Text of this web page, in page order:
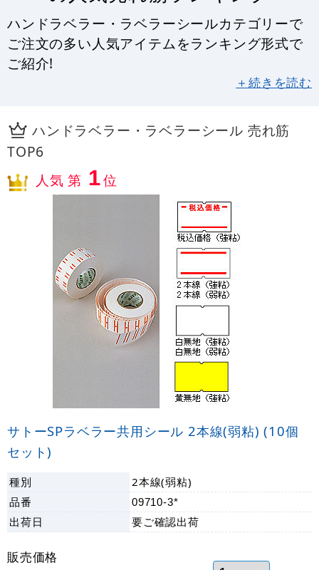
ハンドラベラー・ラベラーシールカテゴリーで
ご注文の多い人気アイテムをランキング形式で
ご紹介!
＋続きを読む
ハンドラベラー・ラベラーシール 売れ筋
TOP6
人気 第 1位
サトーSPラベラー共用シール 2本線(弱粘) (10個
セット)
種別
2本線(弱粘)
品番
09710-3*
出荷日 要ご確認出荷
販売価格